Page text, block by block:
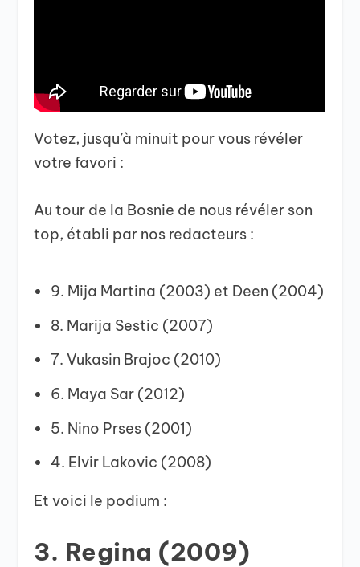
Votez, jusqu’à minuit pour vous révéler
votre favori :
Au tour de la Bosnie de nous révéler son
top, établi par nos redacteurs :
9. Mija Martina (2003) et Deen (2004)
8. Marija Sestic (2007)
7. Vukasin Brajoc (2010)
6. Maya Sar (2012)
5. Nino Prses (2001)
4. Elvir Lakovic (2008)
Et voici le podium :
3. Regina (2009)